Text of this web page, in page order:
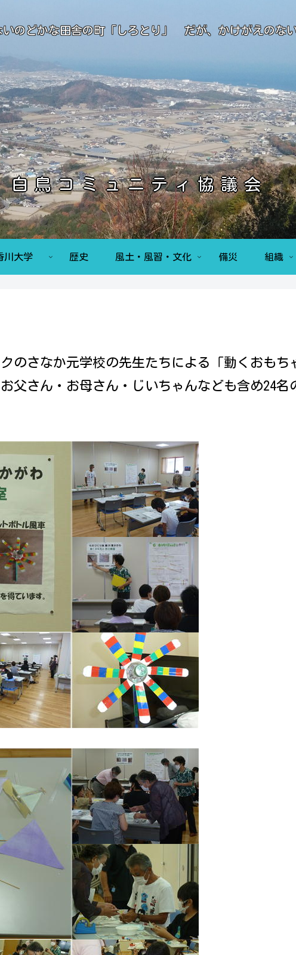
いのどかな田舎の町「しろとり」 だが、かけがえのな
白鳥コミュニティ協議会
川大学 歴史 風土・風習・文化 備災 組織
のさなか元学校の先生たちによる「動くおも
父さん・お母さん・じいちゃんなども含め24名